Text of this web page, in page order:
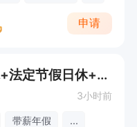
申请
保单业务员（周末双休+法定节假日休+日到岗3-4小时）
3小时前
带薪年假 ...